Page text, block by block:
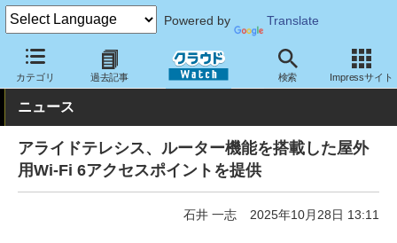
Powered by Translate
カテゴリ 過去記事 検索 Impressサイト
クラウド Watch ネットワーク 無線LAN
ニュース
アライドテレシス、ルーター機能を搭載した屋外
用Wi-Fi 6アクセスポイントを提供
石井 一志 2025年10月28日 13:11